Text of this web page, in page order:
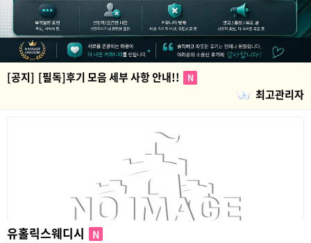
[공지] [필독]후기 모음 세부 사항 안내!! N
최고관리자
유홀릭스웨디시 N